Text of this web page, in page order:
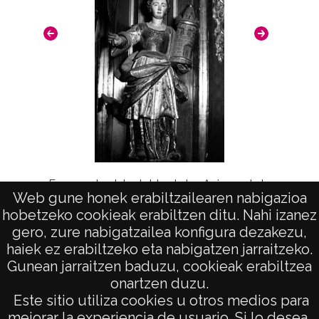
Web gune honek erabiltzailearen nabigazioa
hobetzeko cookieak erabiltzen ditu. Nahi izanez
gero, zure nabigatzailea konfigura dezakezu,
haiek ez erabiltzeko eta nabigatzen jarraitzeko.
Gunean jarraitzen baduzu, cookieak erabiltzea
onartzen duzu.
Este sitio utiliza cookies u otros medios para
Notas
Nº de identificación: 20462 Duplicado del
negativo: R. 328 / F. 3 / N. 14 Duplicado del
positivo: 14229;
Signaturas: Copia digital: ATHA-DAF-GUE-
20462 ; Duplicado del positivo: ATHA-DAF-
GUE-14229 ; Duplicado del negativo: ATHA-
DAF-GUE-R 328-F 3-N 14;
Licencia de las imágenes
CC BY-NC-SA 4.0
Fragmento del retablo de las Animas de la
iglesia de la Asunción de Nuestra Señora
(APELLANIZ)
AVISO LEGAL
POLÍTICA DE PRIVACIDAD